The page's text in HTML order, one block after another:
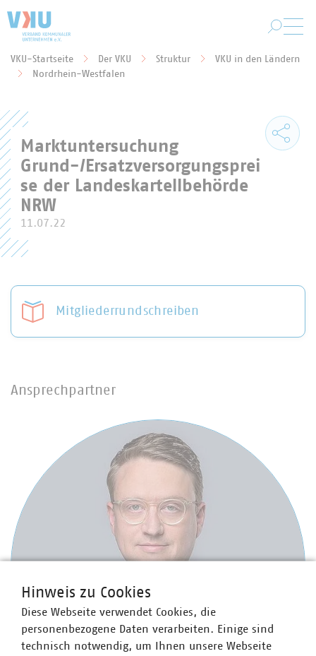
Sie befinden sich hier:
VKU-Startseite Der VKU Struktur
VKU in den Ländern
Nordrhein-Westfalen
Marktuntersuchung
Grund-/Ersatzversorgungsprei
se der Landeskartellbehörde
NRW
11.07.22
Mitgliederrundschreiben
Ansprechpartner
Hinweis zu Cookies
Diese Webseite verwendet Cookies, die
personenbezogene Daten verarbeiten. Einige sind
technisch notwendig, um Ihnen unsere Webseite